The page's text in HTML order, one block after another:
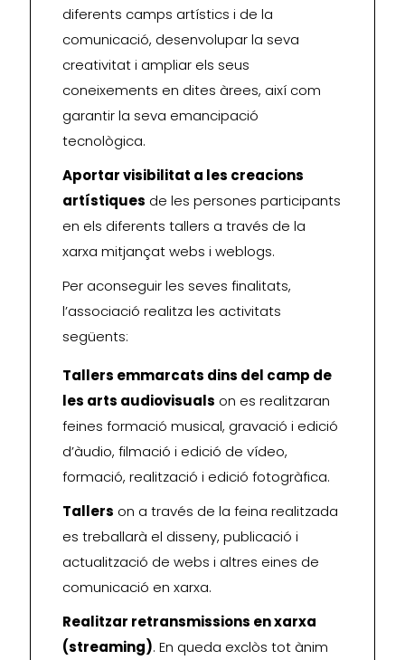
diferents camps artístics i de la
comunicació, desenvolupar la seva
creativitat i ampliar els seus
coneixements en dites àrees, així com
garantir la seva emancipació
tecnològica.
Aportar visibilitat a les creacions
artístiques de les persones participants
en els diferents tallers a través de la
xarxa mitjançat webs i weblogs.
Per aconseguir les seves finalitats,
l’associació realitza les activitats
següents:
Tallers emmarcats dins del camp de
les arts audiovisuals on es realitzaran
feines formació musical, gravació i edició
d’àudio, filmació i edició de vídeo,
formació, realització i edició fotogràfica.
Tallers on a través de la feina realitzada
es treballarà el disseny, publicació i
actualització de webs i altres eines de
comunicació en xarxa.
Realitzar retransmissions en xarxa
(streaming). En queda exclòs tot ànim